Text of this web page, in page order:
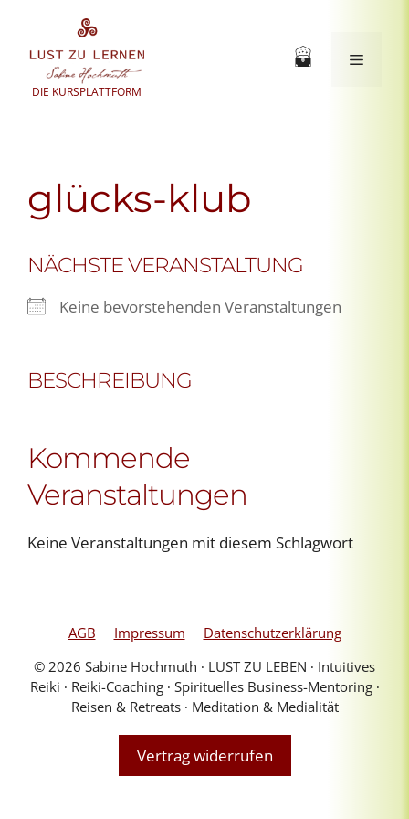
springen
DIE KURSPLATTFORM
Menü
glücks-klub
NÄCHSTE VERANSTALTUNG
Keine bevorstehenden Veranstaltungen
BESCHREIBUNG
Kommende
Veranstaltungen
Keine Veranstaltungen mit diesem Schlagwort
AGB Impressum
Datenschutzerklärung
© 2026 Sabine Hochmuth ∙ LUST ZU LEBEN ∙ Intuitives
Reiki ∙ Reiki-Coaching ∙ Spirituelles Business-Mentoring ∙
Reisen & Retreats ∙ Meditation & Medialität
Vertrag widerrufen